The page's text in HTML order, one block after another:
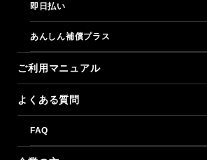
即日払い
あんしん補償プラス
ご利用マニュアル
よくある質問
FAQ